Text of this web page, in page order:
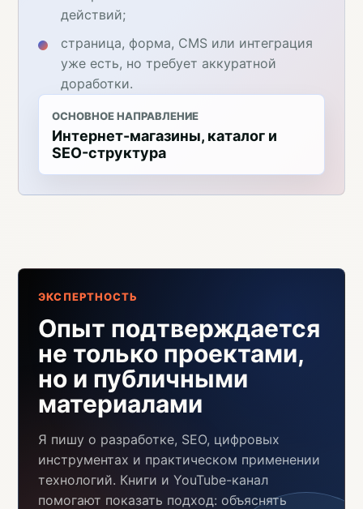
действий;
страница, форма, CMS или интеграция
уже есть, но требует аккуратной
доработки.
ОСНОВНОЕ НАПРАВЛЕНИЕ
Интернет-магазины, каталог и
SEO-структура
ЭКСПЕРТНОСТЬ
Опыт подтверждается
не только проектами,
но и публичными
материалами
Я пишу о разработке, SEO, цифровых
инструментах и практическом применении
технологий. Книги и YouTube-канал
помогают показать подход: объяснять